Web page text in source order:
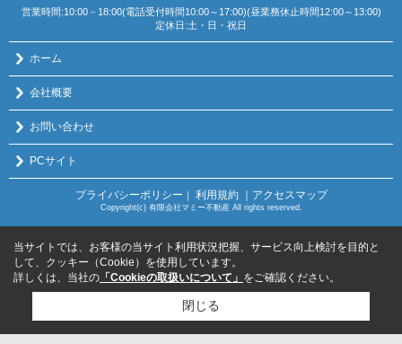
営業時間:10:00－18:00(電話受付時間10:00～17:00)(昼業務休止時間12:00～13:00)
定休日:土・日・祝日
ホーム
会社概要
お問い合わせ
PCサイト
プライバシーポリシー ｜ 利用規約 ｜アクセスマップ
Copyright(c) 有限会社マミー不動産 All rights reserved.
当サイトでは、お客様の当サイト利用状況把握、サービス向上検討を目的と
して、クッキー（Cookie）を使用しています。
詳しくは、当社の 「Cookieの取扱いについて」 をご確認ください。
閉じる